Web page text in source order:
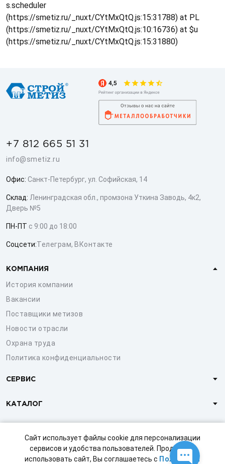
Сайт использует файлы cookie для персонализации
сервисов и удобства пользователей. Продолжая
использовать сайт, Вы соглашаетесь с Политикой
s.scheduler
(https://smetiz.ru/_nuxt/CYtMxQtQ.js:15:31788) at PL
(https://smetiz.ru/_nuxt/CYtMxQtQ.js:10:16736) at $u
(https://smetiz.ru/_nuxt/CYtMxQtQ.js:15:31880)
+7 812 665 51 31
info@smetiz.ru
Офис: Санкт-Петербург, ул. Софийская, 14
Склад: Ленинградская обл., промзона Уткина Заводь, 4к2,
Дверь №5
ПН-ПТ с 9:00 до 18:00
Соцсети:Телеграм, ВКонтакте
КОМПАНИЯ
История компании
Вакансии
Поставщики метизов
Новости отрасли
Охрана труда
Политика конфиденциальности
СЕРВИС
КАТАЛОГ